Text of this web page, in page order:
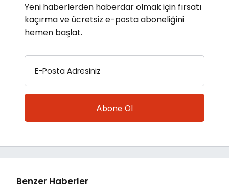
Yeni haberlerden haberdar olmak için fırsatı
kaçırma ve ücretsiz e-posta aboneliğini
hemen başlat.
E-Posta Adresiniz
Benzer Haberler